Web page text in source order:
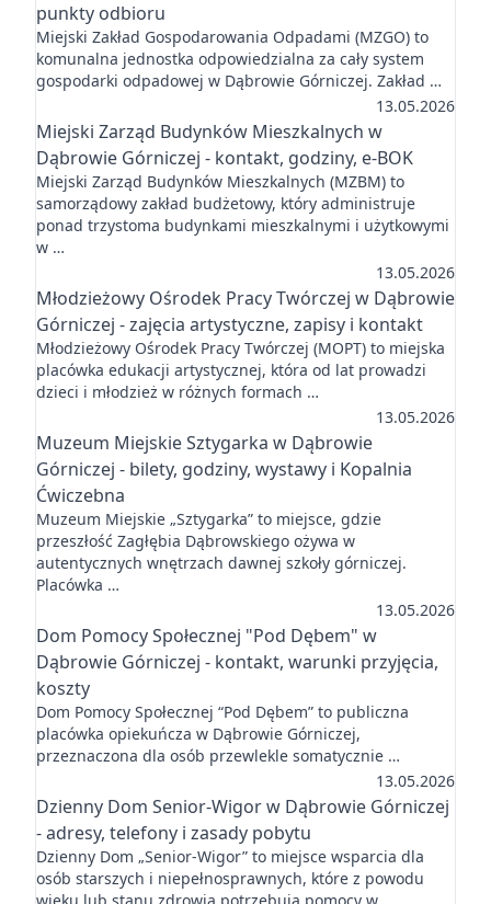
punkty odbioru
Miejski Zakład Gospodarowania Odpadami (MZGO) to
komunalna jednostka odpowiedzialna za cały system
gospodarki odpadowej w Dąbrowie Górniczej. Zakład …
13.05.2026
Miejski Zarząd Budynków Mieszkalnych w
Dąbrowie Górniczej - kontakt, godziny, e-BOK
Miejski Zarząd Budynków Mieszkalnych (MZBM) to
samorządowy zakład budżetowy, który administruje
ponad trzystoma budynkami mieszkalnymi i użytkowymi
w …
13.05.2026
Młodzieżowy Ośrodek Pracy Twórczej w Dąbrowie
Górniczej - zajęcia artystyczne, zapisy i kontakt
Młodzieżowy Ośrodek Pracy Twórczej (MOPT) to miejska
placówka edukacji artystycznej, która od lat prowadzi
dzieci i młodzież w różnych formach …
13.05.2026
Muzeum Miejskie Sztygarka w Dąbrowie
Górniczej - bilety, godziny, wystawy i Kopalnia
Ćwiczebna
Muzeum Miejskie „Sztygarka” to miejsce, gdzie
przeszłość Zagłębia Dąbrowskiego ożywa w
autentycznych wnętrzach dawnej szkoły górniczej.
Placówka …
13.05.2026
Dom Pomocy Społecznej "Pod Dębem" w
Dąbrowie Górniczej - kontakt, warunki przyjęcia,
koszty
Dom Pomocy Społecznej “Pod Dębem” to publiczna
placówka opiekuńcza w Dąbrowie Górniczej,
przeznaczona dla osób przewlekle somatycznie …
13.05.2026
Dzienny Dom Senior-Wigor w Dąbrowie Górniczej
- adresy, telefony i zasady pobytu
Dzienny Dom „Senior-Wigor” to miejsce wsparcia dla
osób starszych i niepełnosprawnych, które z powodu